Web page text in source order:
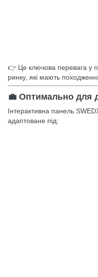
👉 Це ключова перевага у
ринку, які мають
💼 Оптимально для
Інтерактивна панель
адаптоване під: